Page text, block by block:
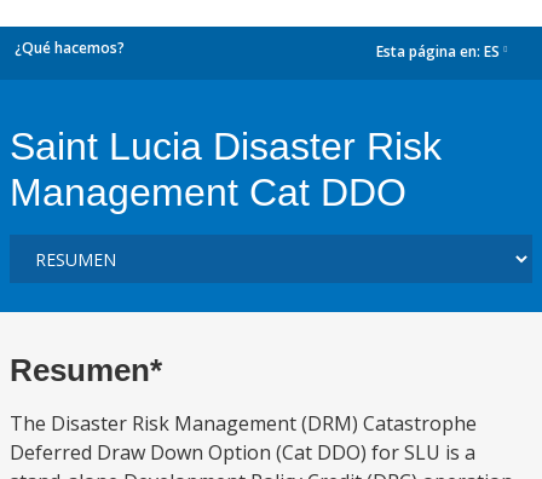
¿Qué hacemos? Esta página en: ES
Saint Lucia Disaster Risk
Management Cat DDO
Resumen*
The Disaster Risk Management (DRM) Catastrophe
Deferred Draw Down Option (Cat DDO) for SLU is a